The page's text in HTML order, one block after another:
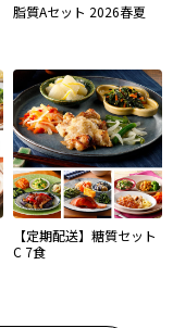
脂質Aセット 2026春夏
【定期配送】糖質セット
C 7食